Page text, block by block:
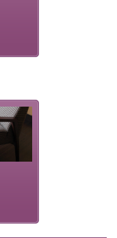
ト10時
遅く新鮮で若返り
。身も心も癒され
殊素材の畳を使
る場
お選